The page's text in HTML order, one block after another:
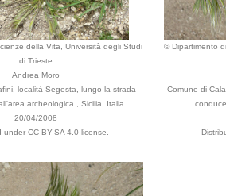
della Vita, Università degli Studi
di Trieste
Andrea Moro
località Segesta, lungo la strada
archeologica., Sicilia, Italia
20/04/2008
under CC BY-SA 4.0 license.
© Dipartimento
Comune di